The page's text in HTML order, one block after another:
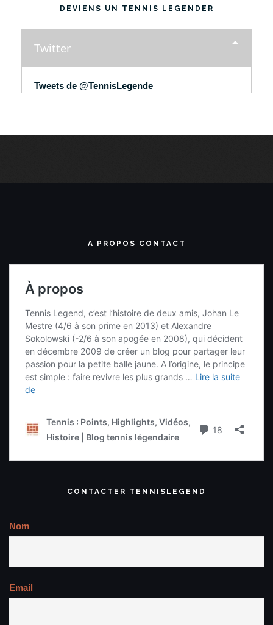
DEVIENS UN TENNIS LEGENDER
Twitter
Tweets de @TennisLegende
A PROPOS CONTACT
CONTACTER TENNISLEGEND
Nom
Email